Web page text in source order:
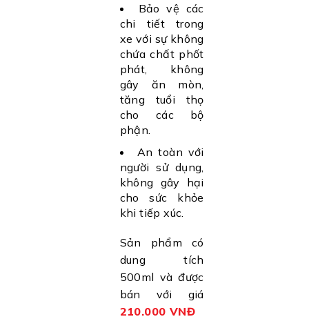
Bảo vệ các
chi tiết trong
xe với sự không
chứa chất phốt
phát, không
gây ăn mòn,
tăng tuổi thọ
cho các bộ
phận.
An toàn với
người sử dụng,
không gây hại
cho sức khỏe
khi tiếp xúc.
Sản phẩm có
dung tích
500ml và được
bán với giá
210.000 VNĐ